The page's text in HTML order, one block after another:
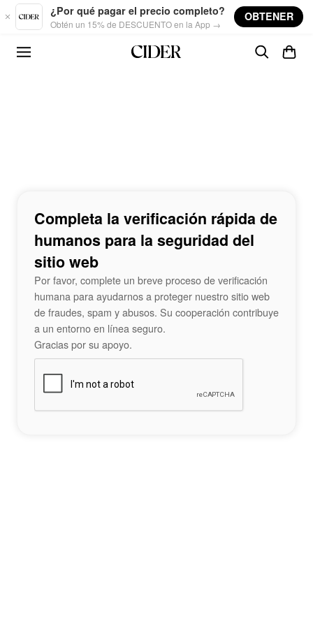
Skip to main content
¿Por qué pagar el precio completo?
Obtén un 15% de DESCUENTO en la App →
OBTENER
Completa la verificación rápida de
humanos para la seguridad del
sitio web
Por favor, complete un breve proceso de verificación
humana para ayudarnos a proteger nuestro sitio web
de fraudes, spam y abusos. Su cooperación contribuye
a un entorno en línea seguro.
Gracias por su apoyo.